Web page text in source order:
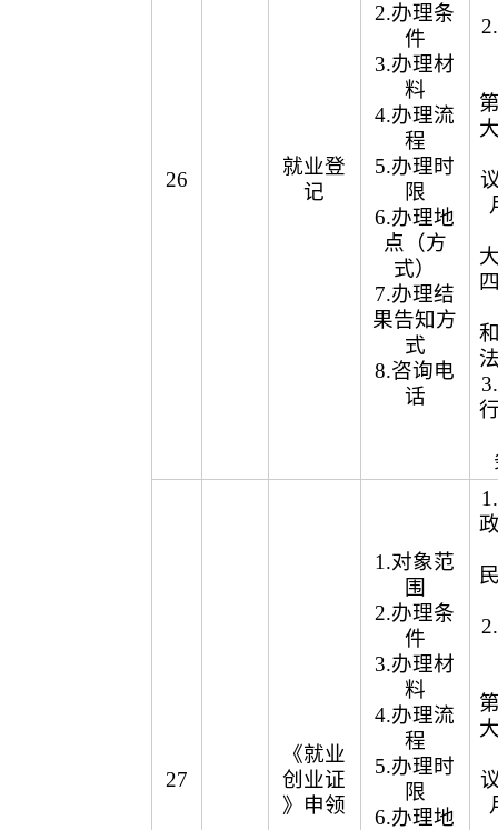
26
就业登
记
2.办理条
件
3.办理材
料
4.办理流
程
5.办理时
限
6.办理地
点（方
式）
7.办理结
果告知方
式
8.咨询电
话
27
《就业
创业证
》申领
1.对象范
围
2.办理条
件
3.办理材
料
4.办理流
程
5.办理时
限
6.办理地